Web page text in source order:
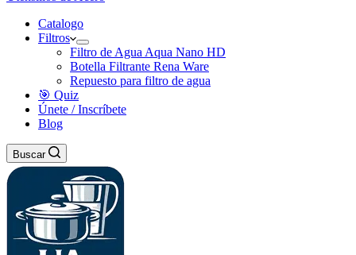
Catalogo
Filtros
Filtro de Agua Aqua Nano HD
Botella Filtrante Rena Ware
Repuesto para filtro de agua
🎯 Quiz
Únete / Inscríbete
Blog
Buscar